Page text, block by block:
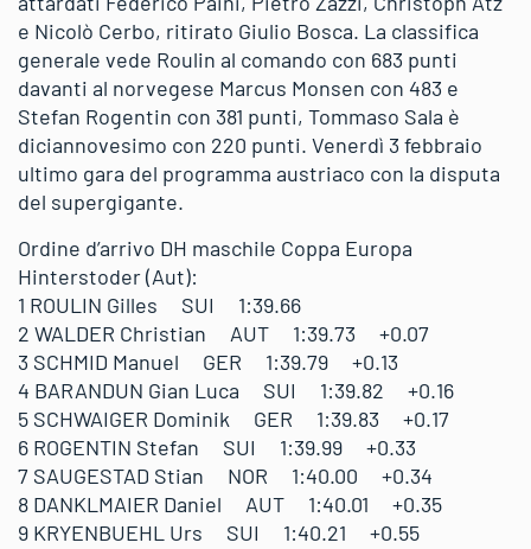
e Nicolò Cerbo, ritirato Giulio Bosca. La classifica
generale vede Roulin al comando con 683 punti
davanti al norvegese Marcus Monsen con 483 e
Stefan Rogentin con 381 punti, Tommaso Sala è
diciannovesimo con 220 punti. Venerdì 3 febbraio
ultimo gara del programma austriaco con la disputa
del supergigante.
Ordine d’arrivo DH maschile Coppa Europa
Hinterstoder (Aut):
1 ROULIN Gilles SUI 1:39.66
2 WALDER Christian AUT 1:39.73 +0.07
3 SCHMID Manuel GER 1:39.79 +0.13
4 BARANDUN Gian Luca SUI 1:39.82 +0.16
5 SCHWAIGER Dominik GER 1:39.83 +0.17
6 ROGENTIN Stefan SUI 1:39.99 +0.33
7 SAUGESTAD Stian NOR 1:40.00 +0.34
8 DANKLMAIER Daniel AUT 1:40.01 +0.35
9 KRYENBUEHL Urs SUI 1:40.21 +0.55